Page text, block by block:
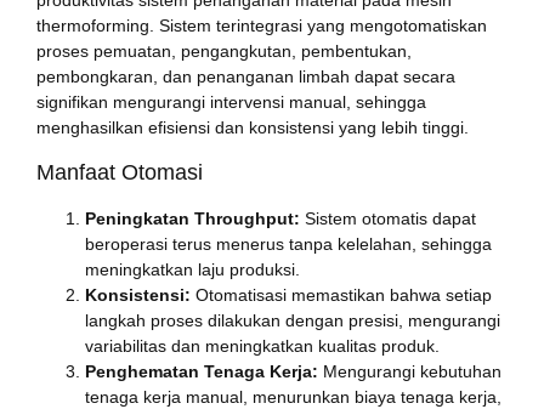
thermoforming. Sistem terintegrasi yang mengotomatiskan
proses pemuatan, pengangkutan, pembentukan,
pembongkaran, dan penanganan limbah dapat secara
signifikan mengurangi intervensi manual, sehingga
menghasilkan efisiensi dan konsistensi yang lebih tinggi.
Manfaat Otomasi
Peningkatan Throughput: Sistem otomatis dapat
beroperasi terus menerus tanpa kelelahan, sehingga
meningkatkan laju produksi.
Konsistensi: Otomatisasi memastikan bahwa setiap
langkah proses dilakukan dengan presisi, mengurangi
variabilitas dan meningkatkan kualitas produk.
Penghematan Tenaga Kerja: Mengurangi kebutuhan
tenaga kerja manual, menurunkan biaya tenaga kerja,